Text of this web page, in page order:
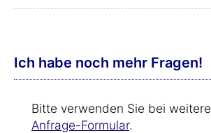
Ich habe noch mehr Fragen!
Bitte verwenden Sie bei
Anfrage-Formular.